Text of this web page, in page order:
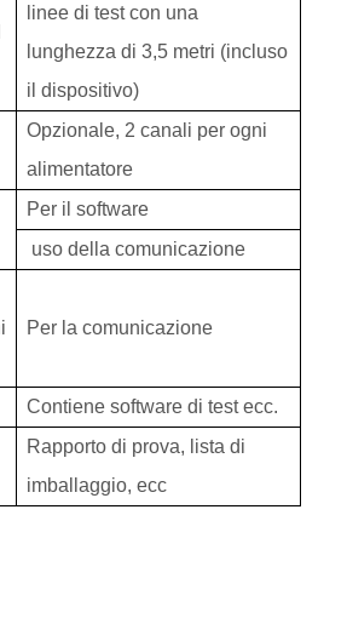
linee di test con una
lunghezza di 3,5 metri (incluso
il dispositivo)
Opzionale, 2canali per ogni
alimentatore
Per il software
uso della comunicazione
Per la comunicazione
Contiene software di test ecc.
Rapporto di prova, lista di
imballaggio, ecc